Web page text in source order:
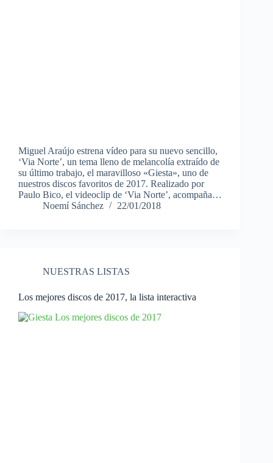
Miguel Araújo estrena vídeo para su nuevo sencillo,
‘Via Norte’, un tema lleno de melancolía extraído de
su último trabajo, el maravilloso «Giesta», uno de
nuestros discos favoritos de 2017. Realizado por
Paulo Bico, el videoclip de ‘Via Norte’, acompaña…
Noemí Sánchez
22/01/2018
NUESTRAS LISTAS
Los mejores discos de 2017, la lista interactiva